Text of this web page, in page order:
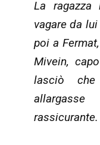
La
vagare da
poi a
Mivein,
lasciò
rassicurante.